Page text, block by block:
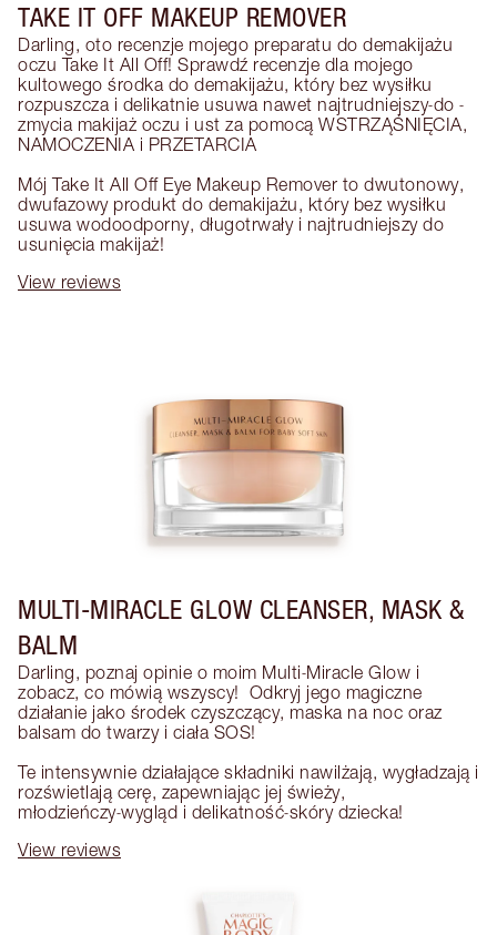
TAKE IT OFF MAKEUP REMOVER
Darling, oto recenzje mojego preparatu do demakijażu
oczu Take It All Off! Sprawdź recenzje dla mojego
kultowego środka do demakijażu, który bez wysiłku
rozpuszcza i delikatnie usuwa nawet najtrudniejszy‑do ‑
zmycia makijaż oczu i ust za pomocą WSTRZĄŚNIĘCIA,
NAMOCZENIA i PRZETARCIA
Mój Take It All Off Eye Makeup Remover to dwutonowy,
dwufazowy produkt do demakijażu, który bez wysiłku
usuwa wodoodporny, długotrwały i najtrudniejszy do
usunięcia makijaż!
View reviews
MULTI-MIRACLE GLOW CLEANSER, MASK &
BALM
Darling, poznaj opinie o moim Multi‑Miracle Glow i
zobacz, co mówią wszyscy!  Odkryj jego magiczne
działanie jako środek czyszczący, maska na noc oraz
balsam do twarzy i ciała SOS!
Te intensywnie działające składniki nawilżają, wygładzają i
rozświetlają cerę, zapewniając jej świeży,
młodzieńczy‑wygląd i delikatność‑skóry dziecka!
View reviews